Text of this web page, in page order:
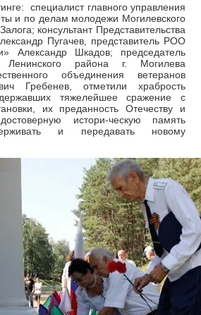
специалист главного управления
и по делам молодежи Могилевского
консультант Представительства
Пугачев, представитель РОО
Александр Шкадов; председатель
Ленинского района г. Могилева
объединения ветеранов
Гребенев, отметили храбрость
тяжелейшее сражение с
их преданность Отечеству и
истори-ческую память
и передавать новому